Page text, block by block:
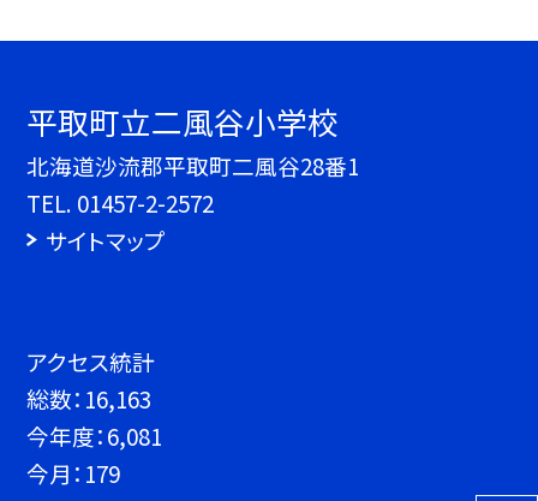
平取町立二風谷小学校
北海道沙流郡平取町二風谷28番1
TEL. 01457-2-2572
サイトマップ
アクセス統計
総数： 16,163
今年度：6,081
今月： 179